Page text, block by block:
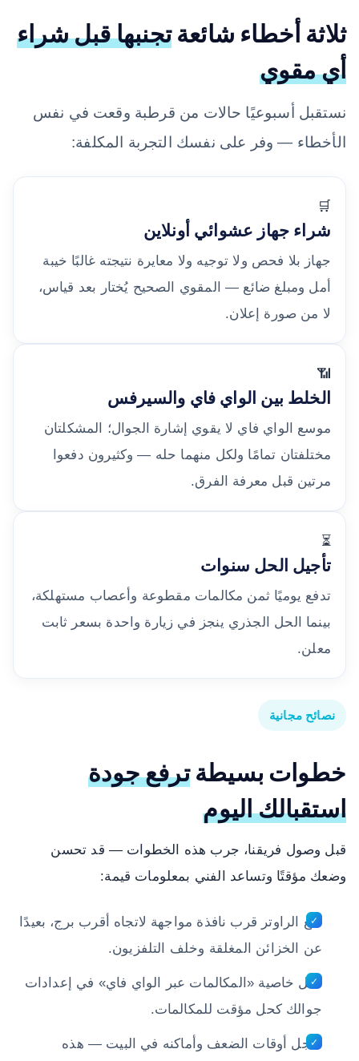
ثلاثة أخطاء شائعةتجنبها قبل شراء
أي مقوي
نستقبل أسبوعيًا حالات من قرطبة وقعت في نفس
الأخطاء — وفر على نفسك التجربة المكلفة:
🛒
شراء جهاز عشوائي أونلاين
جهاز بلا فحص ولا توجيه ولا معايرة نتيجته غالبًا خيبة
أمل ومبلغ ضائع — المقوي الصحيح يُختار بعد قياس،
لا من صورة إعلان.
📶
الخلط بين الواي فاي والسيرفس
موسع الواي فاي لا يقوي إشارة الجوال؛ المشكلتان
مختلفتان تمامًا ولكل منهما حله — وكثيرون دفعوا
مرتين قبل معرفة الفرق.
⏳
تأجيل الحل سنوات
تدفع يوميًا ثمن مكالمات مقطوعة وأعصاب مستهلكة،
بينما الحل الجذري ينجز في زيارة واحدة بسعر ثابت
معلن.
نصائح مجانية
خطوات بسيطةترفع جودة
استقبالك اليوم
قبل وصول فريقنا، جرب هذه الخطوات — قد تحسن
وضعك مؤقتًا وتساعد الفني بمعلومات قيمة:
ضع الراوتر قرب نافذة مواجهة لاتجاه أقرب برج، بعيدًا
عن الخزائن المغلقة وخلف التلفزيون.
فعّل خاصية «المكالمات عبر الواي فاي» في إعدادات
جوالك كحل مؤقت للمكالمات.
سجل أوقات الضعف وأماكنه في البيت — هذه